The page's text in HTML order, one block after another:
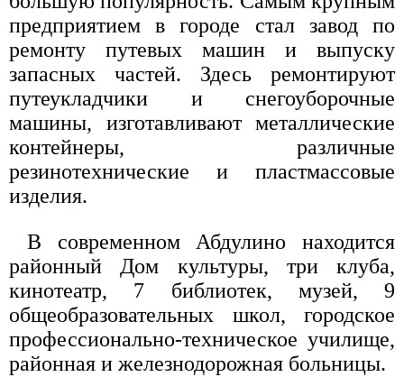
предприятием в городе стал завод по
ремонту путевых машин и выпуску
запасных частей. Здесь ремонтируют
путеукладчики и снегоуборочные
машины, изготавливают металлические
контейнеры, различные
резинотехнические и пластмассовые
изделия.
В современном Абдулино находится
районный Дом культуры, три клуба,
кинотеатр, 7 библиотек, музей, 9
общеобразовательных школ, городское
профессионально-техническое училище,
районная и железнодорожная больницы.